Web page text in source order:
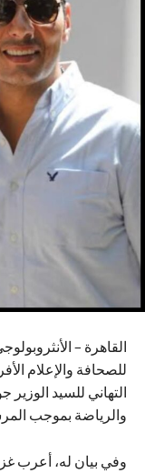
القاهرة –
للصحافة والإعلام
التهاني للسيد
والرياضة بموجب
وفي بيان له، أعرب